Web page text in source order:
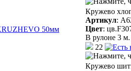
Кружево
Артикул:
Цвет:
В рулоне 3 м.
22
Кружево